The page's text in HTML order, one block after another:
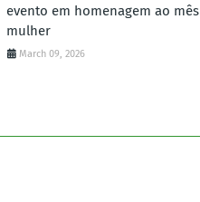
evento em homenagem ao
mulher
March 09, 2026